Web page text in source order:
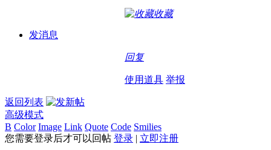
发消息
收藏
回复
使用道具 举报
返回列表
高级模式
B Color Image Link Quote Code Smilies
您需要登录后才可以回帖 登录 | 立即注册